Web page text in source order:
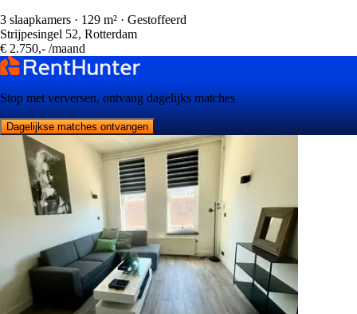
3 slaapkamers · 129 m² · Gestoffeerd
Strijpesingel 52, Rotterdam
€ 2.750,- /maand
Stop met verversen, ontvang dagelijks matches
Dagelijkse matches ontvangen